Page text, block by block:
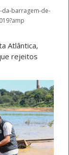
da-barragem-de-
Atlântica,
rejeitos